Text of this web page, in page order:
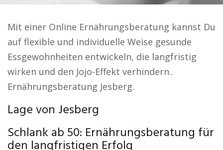
Mit einer Online Ernährungsberatung kannst Du
auf flexible und individuelle Weise gesunde
Essgewohnheiten entwickeln, die langfristig
wirken und den Jojo-Effekt verhindern..
Ernährungsberatung Jesberg.
Lage von Jesberg
Schlank ab 50: Ernährungsberatung für
den langfristigen Erfolg